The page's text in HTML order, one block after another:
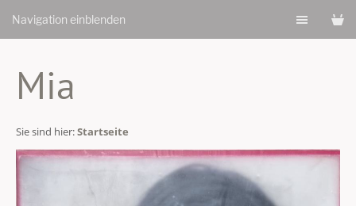
Navigation einblenden
Mia
Sie sind hier:Startseite